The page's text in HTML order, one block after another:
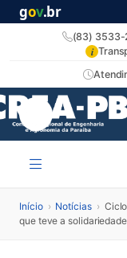
gov.br
(83) 3533-
i
Início › Notícias ›
que teve a